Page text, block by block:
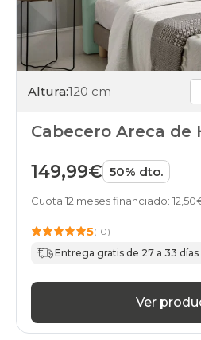
Altura:120 cm
Cabecero Areca de
149,99€ 50% dto.
Cuota 12 meses financiado:
5(10)
Entrega gratis de 27 a 33 días
Ver